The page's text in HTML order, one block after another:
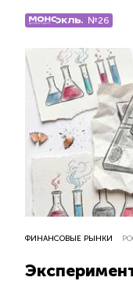
№26
ФИНАНСОВЫЕ РЫНКИ